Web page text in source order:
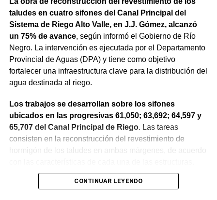
taludes en cuatro sifones del Canal Principal del
Sistema de Riego Alto Valle, en J.J. Gómez, alcanzó
un 75% de avance, según informó el Gobierno de Río
Negro. La intervención es ejecutada por el Departamento
Provincial de Aguas (DPA) y tiene como objetivo
fortalecer una infraestructura clave para la distribución del
agua destinada al riego.
Los trabajos se desarrollan sobre los sifones
ubicados en las progresivas 61,050; 63,692; 64,597 y
65,707 del Canal Principal de Riego. Las tareas
consisten en la reconstrucción del revestimiento de
hormigón de los taludes en ambas márgenes, de acuerdo
La obra incluye la demolición de losas deterioradas, la
CONTINUAR LEYENDO